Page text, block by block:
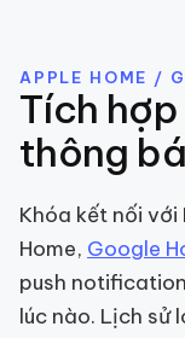
APPLE HOME /
Tích
thông
Khóa kết nối
Home, Google
push
lúc nào. Lịch sử